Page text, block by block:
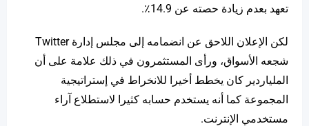
تعهد بعدم زيادة حصته عن 14.9٪.
لكن الإعلان اللاحق عن انضمامه إلى مجلس إدارة Twitter
شجعه الأسواق، ورأى المستثمرون في ذلك علامة على أن
الملياردير كان يخطط أخيرا للانخراط في إستراتيجية
المجموعة كما أنه يستخدم حسابه كثيرا لاستطلاع آراء
مستخدمي الإنترنت.